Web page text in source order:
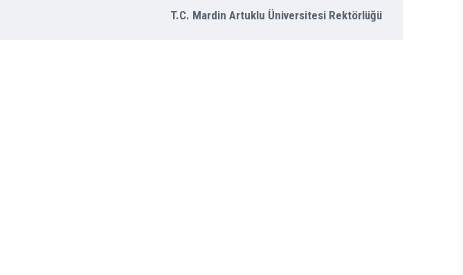
T.C. Mardin Artuklu Üniversitesi Rektörlüğü